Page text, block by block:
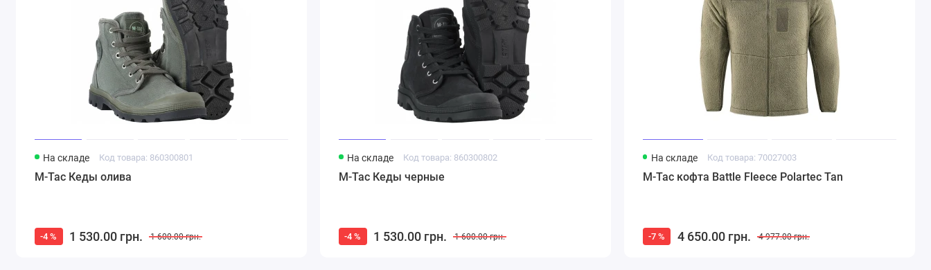
На складе Код товара: 860300801
M-Tac Кеды олива
-4 % 1 530.00 грн. 1 600.00 грн.
На складе Код товара: 860300802
M-Tac Кеды черные
-4 % 1 530.00 грн. 1 600.00 грн.
На складе Код товара: 70027003
M-Tac кофта Battle Fleece Polartec Tan
-7 % 4 650.00 грн. 4 977.00 грн.